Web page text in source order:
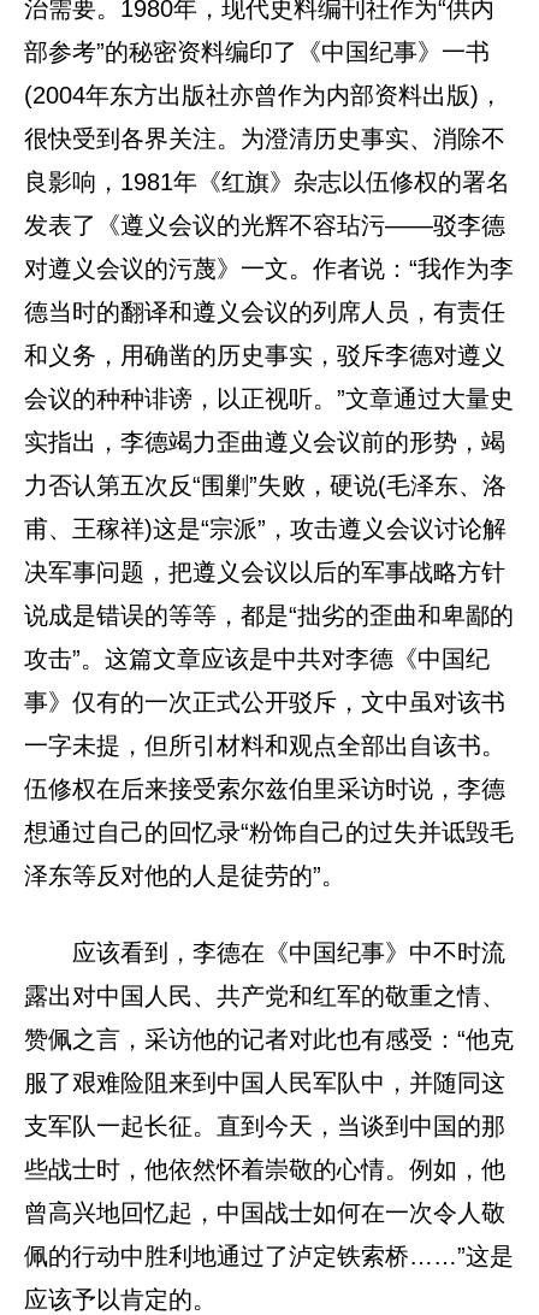
治需要。1980年，现代史料编刊社作为“供内
部参考”的秘密资料编印了《中国纪事》一书
(2004年东方出版社亦曾作为内部资料出版)，
很快受到各界关注。为澄清历史事实、消除不
良影响，1981年《红旗》杂志以伍修权的署名
发表了《遵义会议的光辉不容玷污——驳李德
对遵义会议的污蔑》一文。作者说：“我作为李
德当时的翻译和遵义会议的列席人员，有责任
和义务，用确凿的历史事实，驳斥李德对遵义
会议的种种诽谤，以正视听。”文章通过大量史
实指出，李德竭力歪曲遵义会议前的形势，竭
力否认第五次反“围剿”失败，硬说(毛泽东、洛
甫、王稼祥)这是“宗派”，攻击遵义会议讨论解
决军事问题，把遵义会议以后的军事战略方针
说成是错误的等等，都是“拙劣的歪曲和卑鄙的
攻击”。这篇文章应该是中共对李德《中国纪
事》仅有的一次正式公开驳斥，文中虽对该书
一字未提，但所引材料和观点全部出自该书。
伍修权在后来接受索尔兹伯里采访时说，李德
想通过自己的回忆录“粉饰自己的过失并诋毁毛
泽东等反对他的人是徒劳的”。
应该看到，李德在《中国纪事》中不时流
露出对中国人民、共产党和红军的敬重之情、
赞佩之言，采访他的记者对此也有感受：“他克
服了艰难险阻来到中国人民军队中，并随同这
支军队一起长征。直到今天，当谈到中国的那
些战士时，他依然怀着崇敬的心情。例如，他
曾高兴地回忆起，中国战士如何在一次令人敬
佩的行动中胜利地通过了泸定铁索桥……”这是
应该予以肯定的。